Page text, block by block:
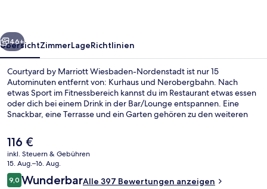
Weiter
46+
ÜbersichtZimmerLageRichtlinien
Courtyard by Marriott Wiesbaden-Nordenstadt ist nur 15
Autominuten entfernt von: Kurhaus und Nerobergbahn. Nach
etwas Sport im Fitnessbereich kannst du im Restaurant etwas essen
oder dich bei einem Drink in der Bar/Lounge entspannen. Eine
Snackbar, eine Terrasse und ein Garten gehören zu den weiteren
Der
aktuelle
Preis
beträgt
116 €.
116 €
inkl. Steuern & Gebühren
15. Aug.–16. Aug.
Bewertungen
9,09,0 von 10.
WunderbarAlle 397 Bewertungen anzeigen